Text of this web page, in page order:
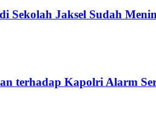
Sekolah Jaksel Sudah
terhadap Kapolri Alarm